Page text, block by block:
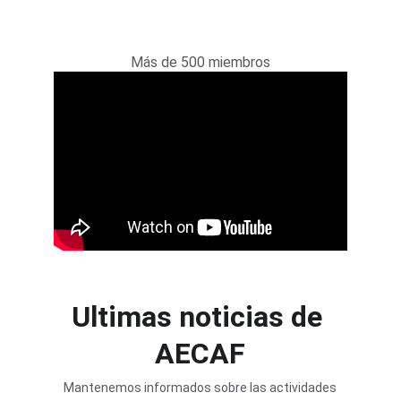
Más de 500 miembros
Ultimas noticias de
AECAF
Mantenemos informados sobre las actividades